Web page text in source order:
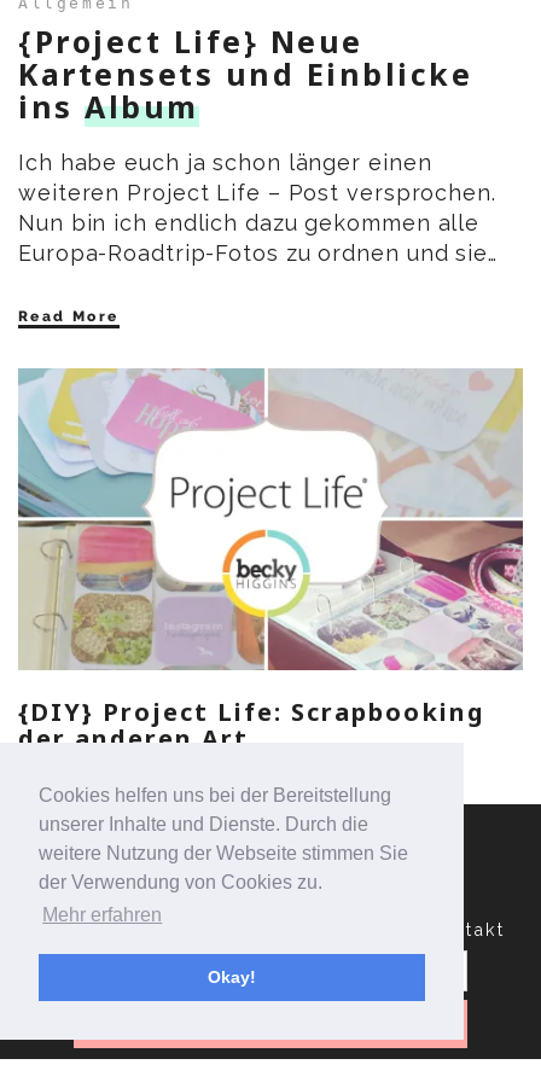
Cookies helfen uns bei der Bereitstellung
unserer Inhalte und Dienste. Durch die
weitere Nutzung der Webseite stimmen Sie
der Verwendung von Cookies zu.
Mehr erfahren
Okay!
{Project Life} Neue
Kartensets und Einblicke
ins Album
Ich habe euch ja schon länger einen
weiteren Project Life – Post versprochen.
Nun bin ich endlich dazu gekommen alle
Europa-Roadtrip-Fotos zu ordnen und sie…
Read More
{DIY} Project Life: Scrapbooking
der anderen Art
Datenschutzerklärung Kontakt
Suchen